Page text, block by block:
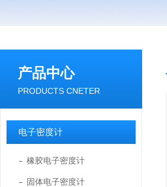
产品中心
PRODUCTS CNETER
电子密度计
橡胶电子密度计
固体电子密度计